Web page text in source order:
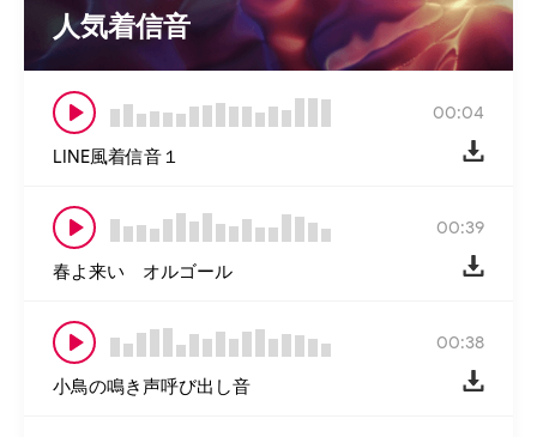
人気着信音
00:04
LINE風着信音１
00:39
春よ来い オルゴール
00:38
小鳥の鳴き声呼び出し音